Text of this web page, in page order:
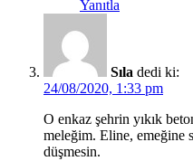
Yanıtla
Sıla dedi ki:
24/08/2020, 1:33 pm
O enkaz şehrin yıkık
meleğim. Eline, emeğine
düşmesin.